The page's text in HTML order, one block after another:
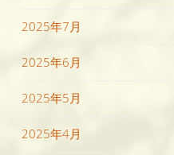
2025年7月
2025年6月
2025年5月
2025年4月